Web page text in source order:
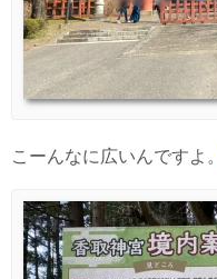
こーんなに広いんですよ。